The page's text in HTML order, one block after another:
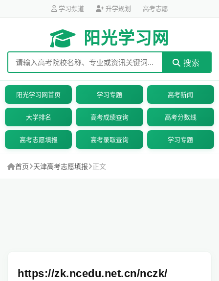
学习频道 升学规划 高考志愿
阳光学习网
搜索
阳光学习网首页 学习专题 高考新闻
大学排名 高考成绩查询 高考分数线
高考志愿填报 高考录取查询 学习专题
首页 天津高考志愿填报 正文
https://zk.ncedu.net.cn/nczk/